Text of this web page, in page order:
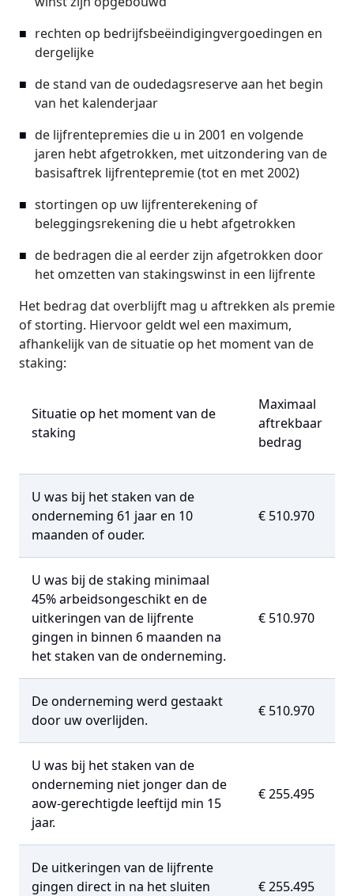
rechten op bedrijfsbeëindigingvergoedingen en
dergelijke
de stand van de oudedagsreserve aan het begin
van het kalenderjaar
de lijfrentepremies die u in 2001 en volgende
jaren hebt afgetrokken, met uitzondering van de
basisaftrek lijfrentepremie (tot en met 2002)
stortingen op uw lijfrenterekening of
beleggingsrekening die u hebt afgetrokken
de bedragen die al eerder zijn afgetrokken door
het omzetten van stakingswinst in een lijfrente
Het bedrag dat overblijft mag u aftrekken als premie
of storting. Hiervoor geldt wel een maximum,
afhankelijk van de situatie op het moment van de
staking:
Situatie op het moment van de
staking
Maximaal
aftrekbaar
bedrag
U was bij het staken van de
onderneming 61 jaar en 10
maanden of ouder.
€ 510.970
U was bij de staking minimaal
45% arbeidsongeschikt en de
uitkeringen van de lijfrente
gingen in binnen 6 maanden na
het staken van de onderneming.
€ 510.970
De onderneming werd gestaakt
door uw overlijden.
€ 510.970
U was bij het staken van de
onderneming niet jonger dan de
aow-gerechtigde leeftijd min 15
jaar.
€ 255.495
De uitkeringen van de lijfrente
gingen direct in na het sluiten
€ 255.495